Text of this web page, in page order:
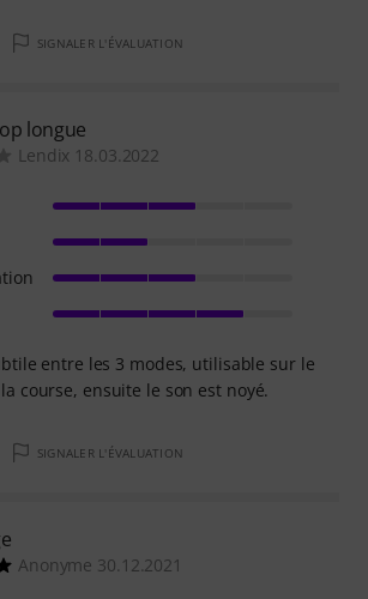
SIGNALER L'ÉVALUATION
longue
Lendix 18.03.2022
entre les 3 modes, utilisable sur le
course, ensuite le son est noyé.
SIGNALER L'ÉVALUATION
Anonyme 30.12.2021